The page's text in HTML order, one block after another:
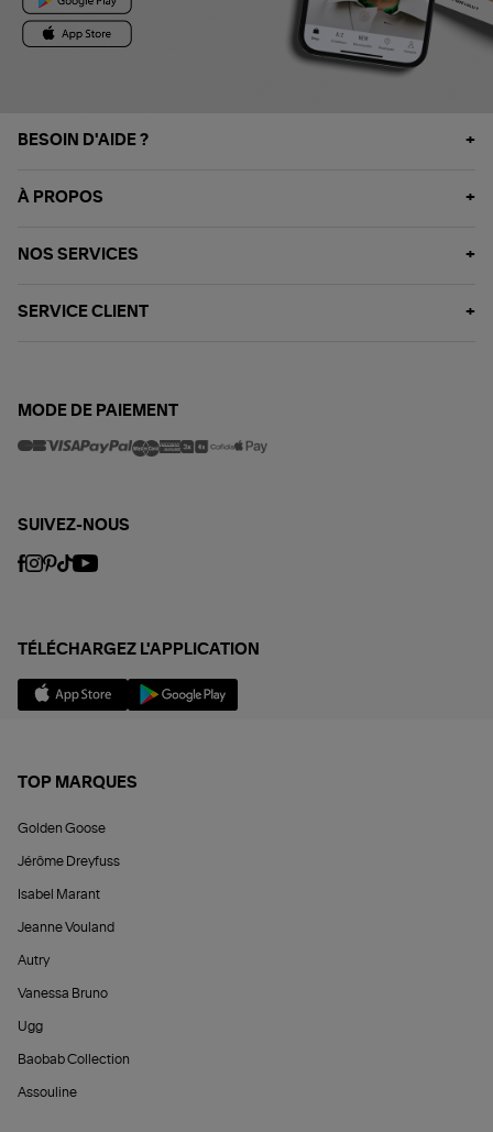
BESOIN D'AIDE ?
À PROPOS
NOS SERVICES
SERVICE CLIENT
MODE DE PAIEMENT
SUIVEZ-NOUS
TÉLÉCHARGEZ L'APPLICATION
TOP MARQUES
Golden Goose
Jérôme Dreyfuss
Isabel Marant
Jeanne Vouland
Autry
Vanessa Bruno
Ugg
Baobab Collection
Assouline